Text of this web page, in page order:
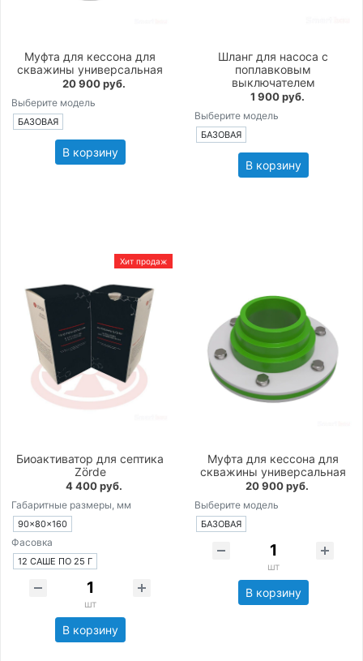
Муфта для кессона для
скважины универсальная
20 900 руб.
Выберите модель
БАЗОВАЯ
В корзину
Шланг для насоса с
поплавковым
выключателем
1 900 руб.
Выберите модель
БАЗОВАЯ
В корзину
Хит продаж
Биоактиватор для септика
Zörde
4 400 руб.
Габаритные размеры, мм
90×80×160
Фасовка
12 САШЕ ПО 25 Г
шт
В корзину
Муфта для кессона для
скважины универсальная
20 900 руб.
Выберите модель
БАЗОВАЯ
шт
В корзину